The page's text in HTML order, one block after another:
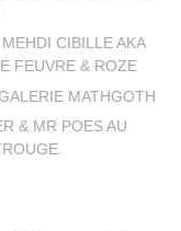
CIBILLE AKA
FEUVRE & ROZE
MATHGOTH
& MR POES AU